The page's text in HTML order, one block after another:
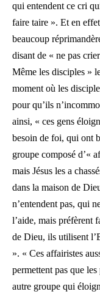
qui entendent ce cri
faire taire ». Et en
beaucoup
disant de « ne pas
Même les disciples »
moment où les
pour qu’ils
ainsi, « ces gens
besoin de foi, qui ont
groupe composé d’«
mais Jésus les a
dans la maison de
n’entendent pas, qui
l’aide, mais préfèrent
de Dieu, ils utilisent
». « Ces affairistes
permettent pas que
autre groupe qui